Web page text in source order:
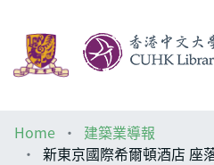
Help
Home
建築業導報
新東京國際希爾頓酒店 座